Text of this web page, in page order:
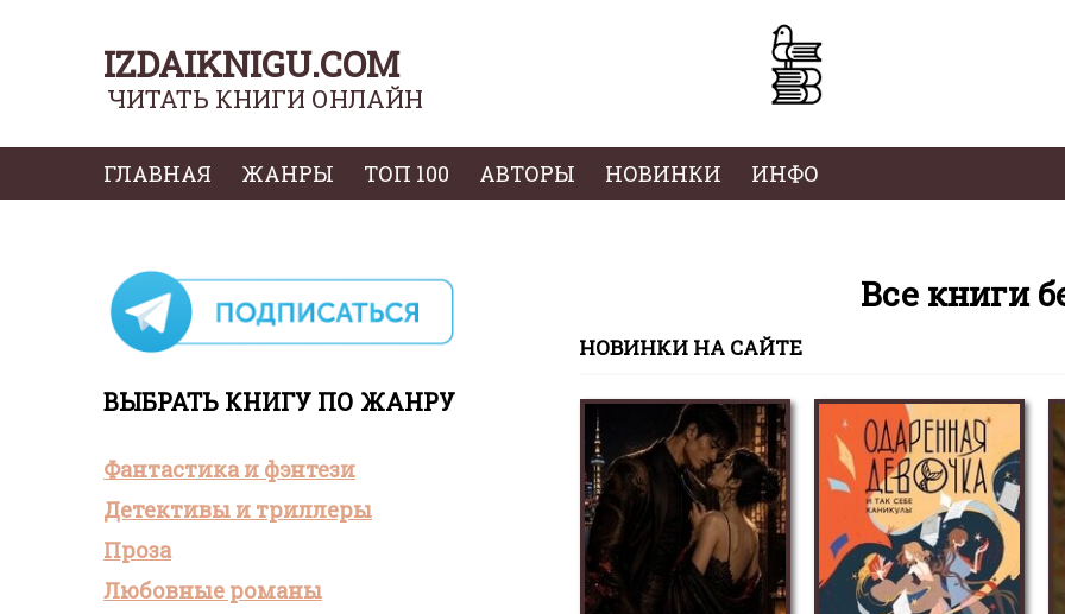
IZDAIKNIGU.COM
ЧИТАТЬ КНИГИ ОНЛАЙН
ГЛАВНАЯ ЖАНРЫ ТОП 100 АВТОРЫ НОВИНКИ ИНФО
ВЫБРАТЬ КНИГУ ПО ЖАНРУ
Фантастика и фэнтези
Детективы и триллеры
Проза
Любовные романы
Все книги
НОВИНКИ НА САЙТЕ